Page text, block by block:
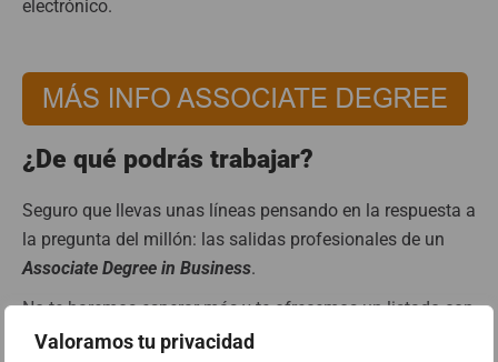
Valoramos tu privacidad
electrónico.
¿De qué podrás trabajar?
Seguro que llevas unas líneas pensando en la respuesta a
la pregunta del millón: las salidas profesionales de un
Associate Degree in Business.
No te haremos esperar más y te ofrecemos un listado con
algunas de lasposibilidades laborales